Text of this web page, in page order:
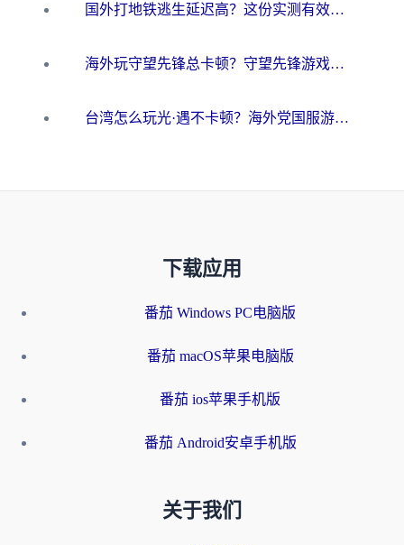
国外打地铁逃生延迟高？这份实测有效的低延迟指南帮你吃鸡
海外玩守望先锋总卡顿？守望先锋游戏加速器在哪里买&避坑指南（附欧洲非洲游戏实测）
台湾怎么玩光·遇不卡顿？海外党国服游戏加速终极攻略（附实测体验）
下载应用
番茄 Windows PC电脑版
番茄 macOS苹果电脑版
番茄 ios苹果手机版
番茄 Android安卓手机版
关于我们